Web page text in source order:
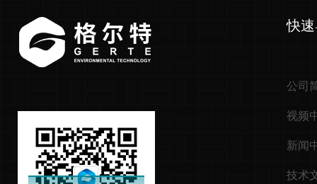
快
公司
视频
新闻
技术